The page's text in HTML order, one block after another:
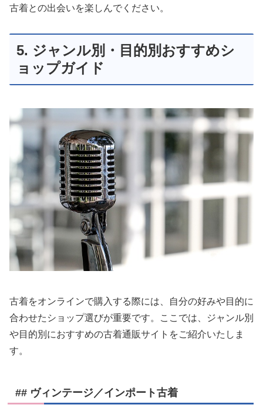
古着との出会いを楽しんでください。
5. ジャンル別・目的別おすすめシ
ョップガイド
古着をオンラインで購入する際には、自分の好みや目的に
合わせたショップ選びが重要です。ここでは、ジャンル別
や目的別におすすめの古着通販サイトをご紹介いたしま
す。
## ヴィンテージ／インポート古着